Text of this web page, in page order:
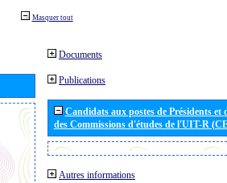
Masquer tout
Documents
Publications
Candidats aux postes de Présidents et
des Commissions d'études de l'UIT-R
Autres informations